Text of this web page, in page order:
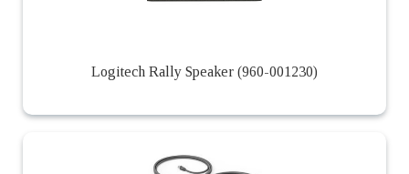
Logitech Rally Speaker (960-001230)